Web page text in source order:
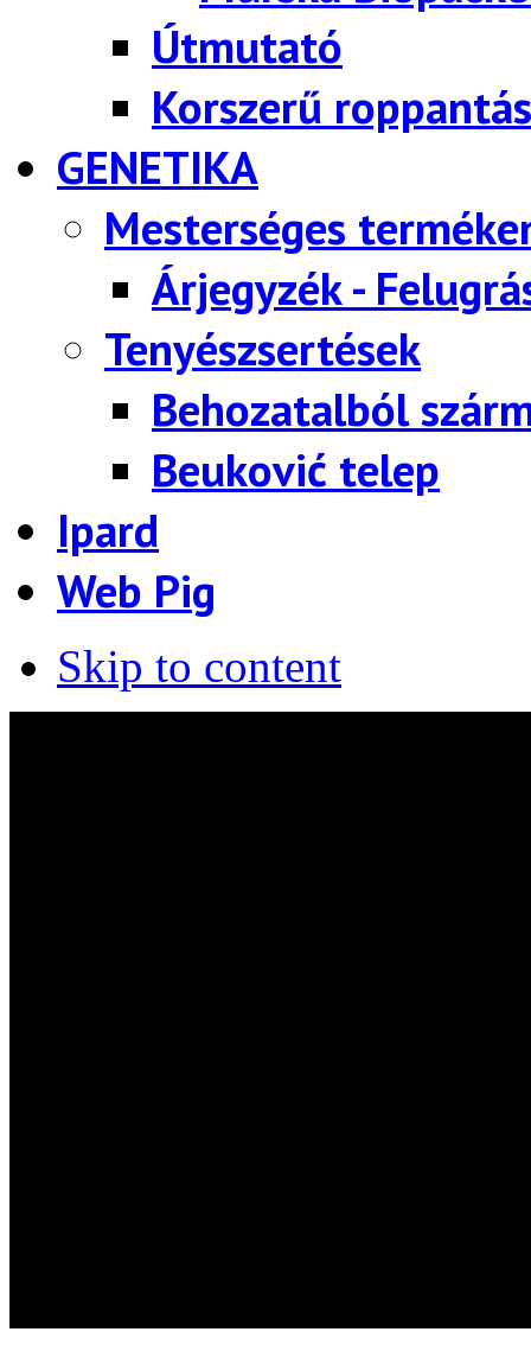
Útmutató
Korszerű
GENETIKA
Mesterséges
Árjegyzék -
Tenyészsertések
Behozatalból
Beuković telep
Ipard
Web Pig
Skip to content